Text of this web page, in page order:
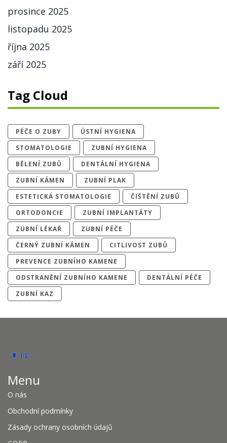
prosince 2025
listopadu 2025
října 2025
září 2025
Tag Cloud
PÉČE O ZUBY
ÚSTNÍ HYGIENA
STOMATOLOGIE
ZUBNÍ HYGIENA
BĚLENÍ ZUBŮ
DENTÁLNÍ HYGIENA
ZUBNÍ KÁMEN
ZUBNÍ PLAK
ESTETICKÁ STOMATOLOGIE
ČIŠTĚNÍ ZUBŮ
ORTODONCIE
ZUBNÍ IMPLANTÁTY
ZUBNÍ LÉKAŘ
ZUBNÍ PÉČE
ČERNÝ ZUBNÍ KÁMEN
CITLIVOST ZUBŮ
PREVENCE ZUBNÍHO KAMENE
ODSTRANĚNÍ ZUBNÍHO KAMENE
DENTÁLNÍ PÉČE
ZUBNÍ KAZ
Menu
O nás
Obchodní podmínky
Zásady ochrany osobních údajů